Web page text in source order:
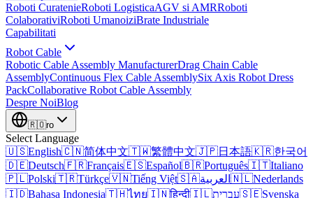
Roboti CuratenieRoboti LogisticaAGV si AMRRoboti
ColaborativiRoboti UmanoiziBrate Industriale
Capabilitati
Robot Cable
Robotic Cable Assembly ManufacturerDrag Chain Cable
AssemblyContinuous Flex Cable AssemblySix Axis Robot Dress
PackCollaborative Robot Cable Assembly
Despre NoiBlog
🇷🇴ro
Select Language
🇺🇸English🇨🇳简体中文🇹🇼繁體中文🇯🇵日本語🇰🇷한국어
🇩🇪Deutsch🇫🇷Français🇪🇸Español🇧🇷Português🇮🇹Italiano
🇵🇱Polski🇹🇷Türkçe🇻🇳Tiếng Việt🇸🇦العربية 🇳🇱Nederlands
🇮🇩Bahasa Indonesia🇹🇭ไทย🇮🇳हिन्दी🇮🇱עברית🇸🇪Svenska